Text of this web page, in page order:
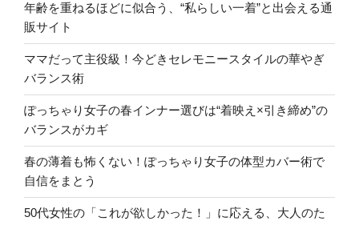
年齢を重ねるほどに似合う、“私らしい一着”と出会える通
販サイト
ママだって主役級！今どきセレモニースタイルの華やぎ
バランス術
ぽっちゃり女子の春インナー選びは“着映え×引き締め”の
バランスがカギ
春の薄着も怖くない！ぽっちゃり女子の体型カバー術で
自信をまとう
50代女性の「これが欲しかった！」に応える、大人のた